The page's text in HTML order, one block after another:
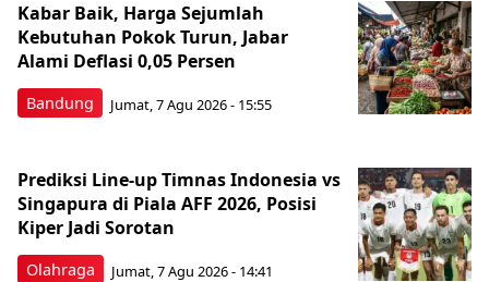
Bandung
Kabar Baik, Harga Sejumlah
Kebutuhan Pokok Turun, Jabar
Alami Deflasi 0,05 Persen
Jumat, 7 Agu 2026 - 15:55
Olahraga
Prediksi Line-up Timnas Indonesia vs
Singapura di Piala AFF 2026, Posisi
Kiper Jadi Sorotan
Jumat, 7 Agu 2026 - 14:41